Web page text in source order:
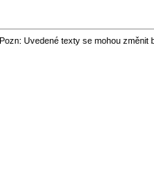
Pozn: Uvedené texty se mohou